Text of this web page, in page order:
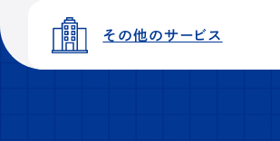
その他のサービス